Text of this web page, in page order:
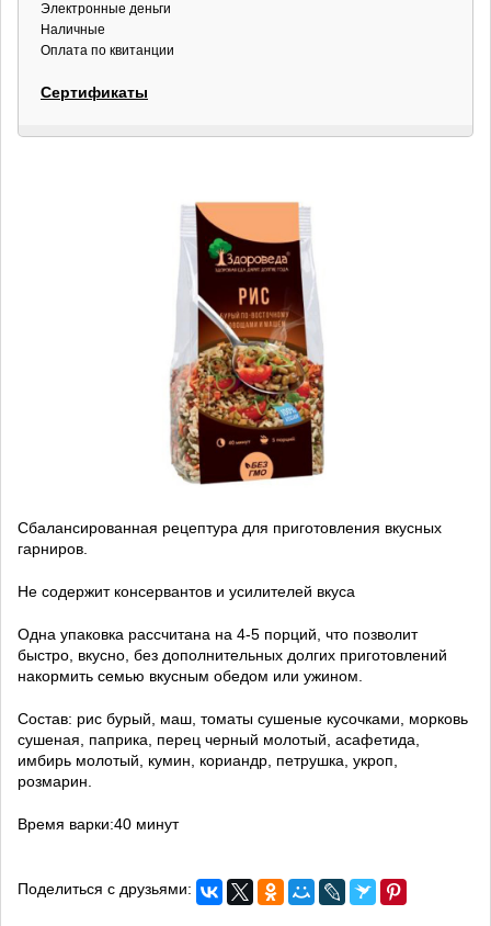
Электронные деньги
Наличные
Оплата по квитанции
Сертификаты
Сбалансированная рецептура для приготовления вкусных
гарниров.
Не содержит консервантов и усилителей вкуса
Одна упаковка рассчитана на 4-5 порций, что позволит
быстро, вкусно, без дополнительных долгих приготовлений
накормить семью вкусным обедом или ужином.
Состав: рис бурый, маш, томаты сушеные кусочками, морковь
сушеная, паприка, перец черный молотый, асафетида,
имбирь молотый, кумин, кориандр, петрушка, укроп,
розмарин.
Время варки:40 минут
Поделиться с друзьями: